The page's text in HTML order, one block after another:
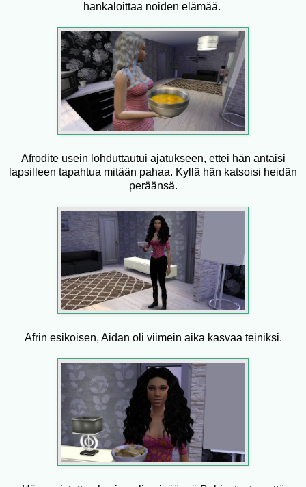
hankaloittaa noiden elämää.
Afrodite usein lohduttautui ajatukseen, ettei hän antaisi
lapsilleen tapahtua mitään pahaa. Kyllä hän katsoisi heidän
peräänsä.
Afrin esikoisen, Aidan oli viimein aika kasvaa teiniksi.